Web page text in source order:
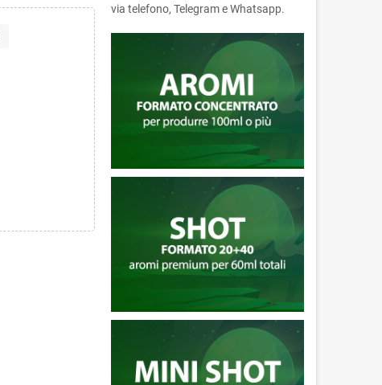
via telefono, Telegram e Whatsapp.